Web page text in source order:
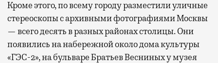
Кроме этого, по всему городу разместили уличные
стереоскопы с архивными фотографиями Москвы
— всего десять в разных районах столицы. Они
появились на набережной около дома культуры
«ГЭС-2», на бульваре Братьев Весниных у музея